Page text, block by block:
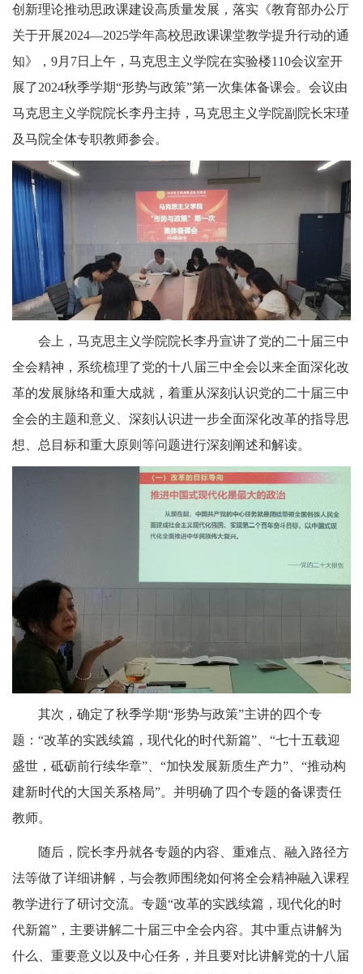
创新理论推动思政课建设高质量发展，落实《教育部办公厅
关于开展2024—2025学年高校思政课课堂教学提升行动的通
知》，9月7日上午，马克思主义学院在实验楼110会议室开
展了2024秋季学期“形势与政策”第一次集体备课会。会议由
马克思主义学院院长李丹主持，马克思主义学院副院长宋瑾
及马院全体专职教师参会。
会上，马克思主义学院院长李丹宣讲了党的二十届三中
全会精神，系统梳理了党的十八届三中全会以来全面深化改
革的发展脉络和重大成就，着重从深刻认识党的二十届三中
全会的主题和意义、深刻认识进一步全面深化改革的指导思
想、总目标和重大原则等问题进行深刻阐述和解读。
其次，确定了秋季学期“形势与政策”主讲的四个专
题：“改革的实践续篇，现代化的时代新篇”、“七十五载迎
盛世，砥砺前行续华章”、“加快发展新质生产力”、“推动构
建新时代的大国关系格局”。并明确了四个专题的备课责任
教师。
随后，院长李丹就各专题的内容、重难点、融入路径方
法等做了详细讲解，与会教师围绕如何将全会精神融入课程
教学进行了研讨交流。专题“改革的实践续篇，现代化的时
代新篇”，主要讲解二十届三中全会内容。其中重点讲解为
什么、重要意义以及中心任务，并且要对比讲解党的十八届